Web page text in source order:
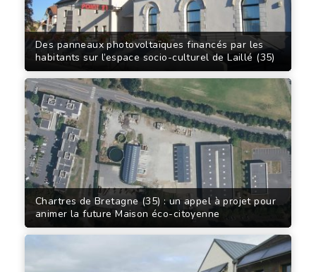
Des panneaux photovoltaïques financés par les
habitants sur l’espace socio-culturel de Laillé (35)
Chartres de Bretagne (35) : un appel à projet pour
animer la future Maison éco-citoyenne